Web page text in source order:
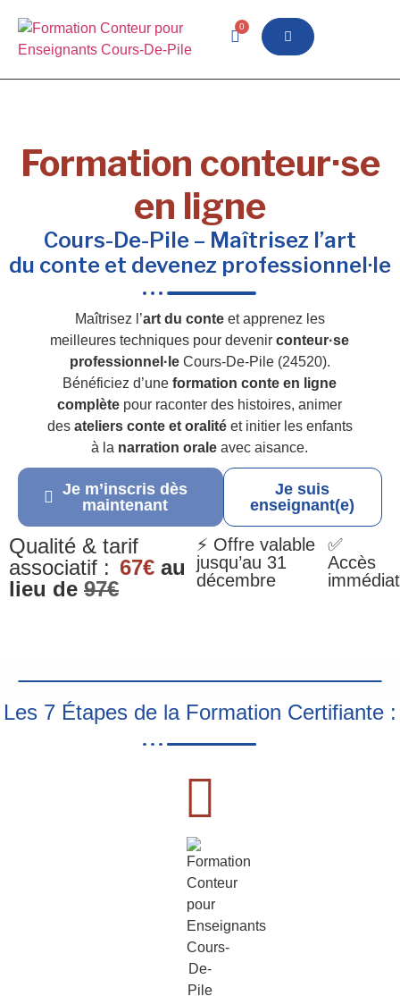
0
Formation conteur·se
en ligne
Cours-De-Pile – Maîtrisez l’art
du conte et devenez professionnel·le
Maîtrisez l’art du conteet apprenez les
meilleures techniques pour devenirconteur·se
professionnel·leCours-De-Pile (24520).
Bénéficiez d’uneformation conte en ligne
complète pour raconter des histoires, animer
des ateliers conte et oralitéet initier les enfants
à la narration orale avec aisance.
Je m’inscris dès
maintenant
Je suis
enseignant(e)
Qualité & tarif
associatif : 67€ au
lieu de 97€
⚡ Offre valable
jusqu’au 31
décembre
✅
Accès
immédiat
Les 7 Étapes de la Formation Certifiante :